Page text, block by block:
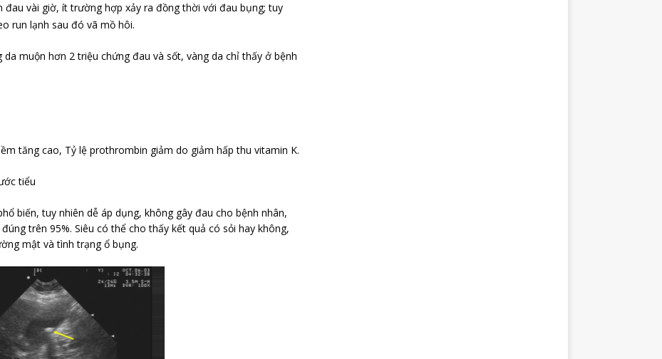
đau vài giờ, ít trường hợp xảy ra đồng thời với đau bụng; tuy
run lạnh sau đó vã mồ hôi.
muộn hơn 2 triệu chứng đau và sốt, vàng da chỉ thấy ở bệnh
tăng cao, Tỷ lệ prothrombin giảm do giảm hấp thu vitamin K.
tiểu
biến, tuy nhiên dễ áp dụng, không gây đau cho bệnh nhân,
trên 95%. Siêu có thể cho thấy kết quả có sỏi hay không,
mật và tình trạng ổ bụng.